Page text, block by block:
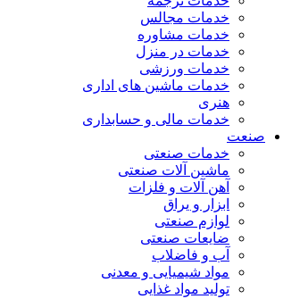
خدمات مجالس
خدمات مشاوره
خدمات در منزل
خدمات ورزشی
خدمات ماشین های اداری
هنری
خدمات مالی و حسابداری
صنعت
خدمات صنعتی
ماشین آلات صنعتی
آهن آلات و فلزات
ابزار و یراق
لوازم صنعتی
ضایعات صنعتی
آب و فاضلاب
مواد شیمیایی و معدنی
تولید مواد غذایی